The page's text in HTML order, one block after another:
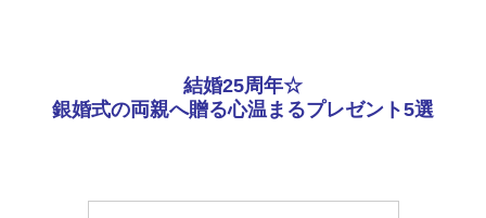
結婚25周年☆
銀婚式の両親へ贈る心温まるプレゼント5選